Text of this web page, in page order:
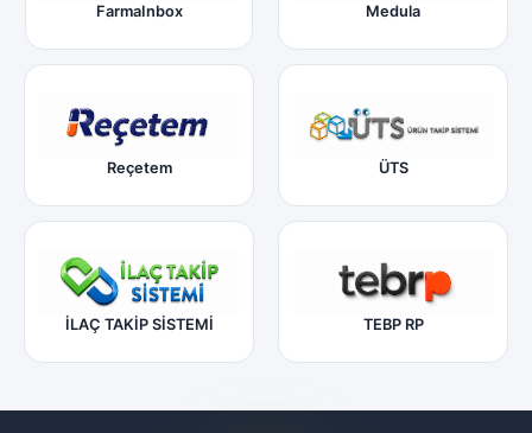
FarmaInbox Medula
Reçetem ÜTS
İLAÇ TAKİP SİSTEMİ TEBP RP